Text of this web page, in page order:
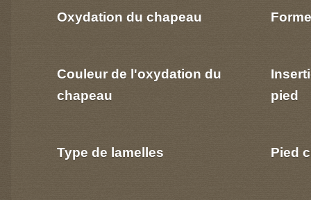
Oxydation du chapeau
Couleur de l'oxydation du
chapeau
Type de lamelles
pied
Pied